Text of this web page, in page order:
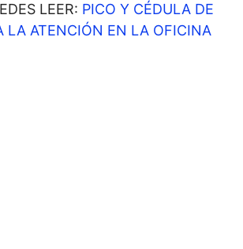
LEER: PICO Y CÉDULA DE
LA ATENCIÓN EN LA OFICINA